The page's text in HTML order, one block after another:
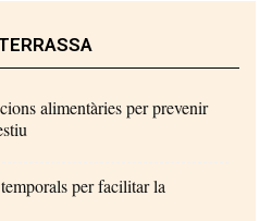
alimentàries per prevenir
per facilitar la